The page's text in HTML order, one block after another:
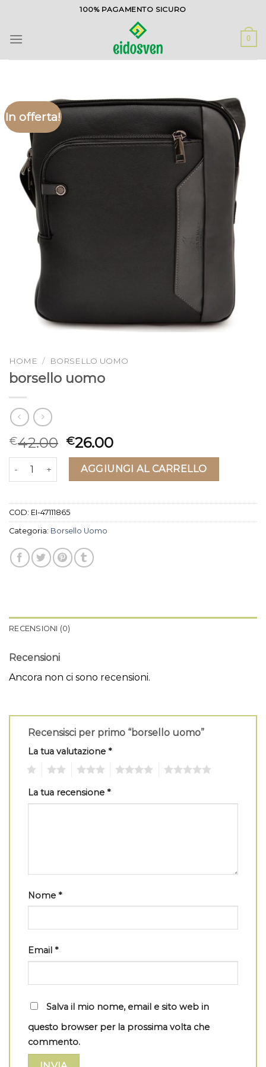
contenuti
100% PAGAMENTO SICURO
0
In offerta!
HOME / BORSELLO UOMO
borsello uomo
€42.00 €26.00
borsello uomo quantitàAGGIUNGI AL CARRELLO
COD: EI-47111865
Categoria: Borsello Uomo
RECENSIONI (0)
Recensioni
Ancora non ci sono recensioni.
Recensisci per primo “borsello uomo”
La tua valutazione *
La tua recensione *
Nome *
Email *
Salva il mio nome, email e sito web in
questo browser per la prossima volta che
commento.